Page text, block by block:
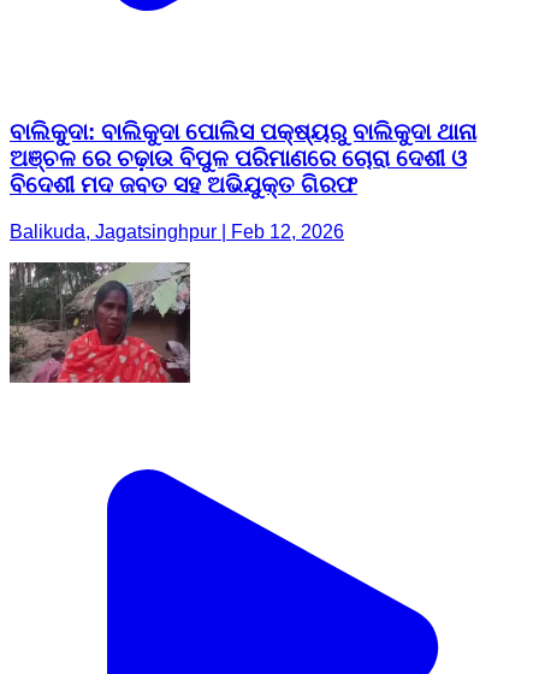
ବାଲିକୁଦା: ବାଲିକୁଦା ପୋଲିସ ପକ୍ଷ୍ୟରୁ ବାଲିକୁଦା ଥାନା
ଅଞ୍ଚଳ ରେ ଚଢ଼ାଉ ବିପୁଳ ପରିମାଣରେ ଚୋରା ଦେଶୀ ଓ
ବିଦେଶୀ ମଦ ଜବତ ସହ ଅଭିଯୁକ୍ତ ଗିରଫ
Balikuda, Jagatsinghpur | Feb 12, 2026